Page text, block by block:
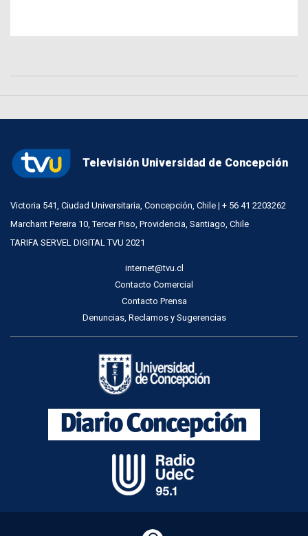
Televisión Universidad de Concepción
Victoria 541, Ciudad Universitaria, Concepción, Chile | + 56 41 2203262
Marchant Pereira 10, Tercer Piso, Providencia, Santiago, Chile
TARIFA SERVEL DIGITAL TVU 2021
internet@tvu.cl
Contacto Comercial
Contacto Prensa
Denuncias, Reclamos y Sugerencias